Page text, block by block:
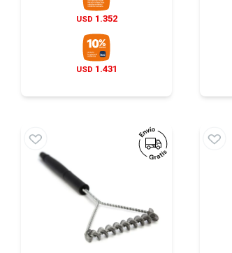
USD 1.352
USD 1.431